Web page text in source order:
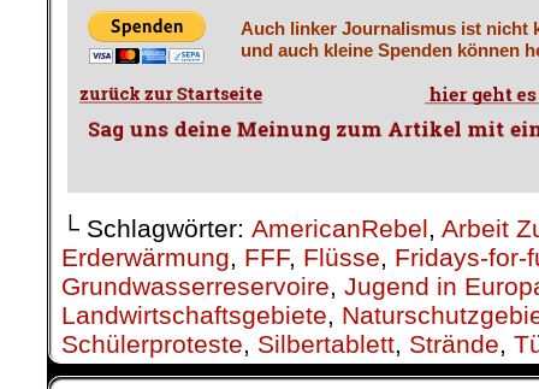
Auch linker Journalismus ist nicht
und auch kleine Spenden können
└ Schlagwörter: AmericanRebel, Arbeit
Erderwärmung, FFF, Flüsse, Fridays-for-
Grundwasserreservoire, Jugend in
Landwirtschaftsgebiete,
Schülerproteste, Silbertablett, Strände,